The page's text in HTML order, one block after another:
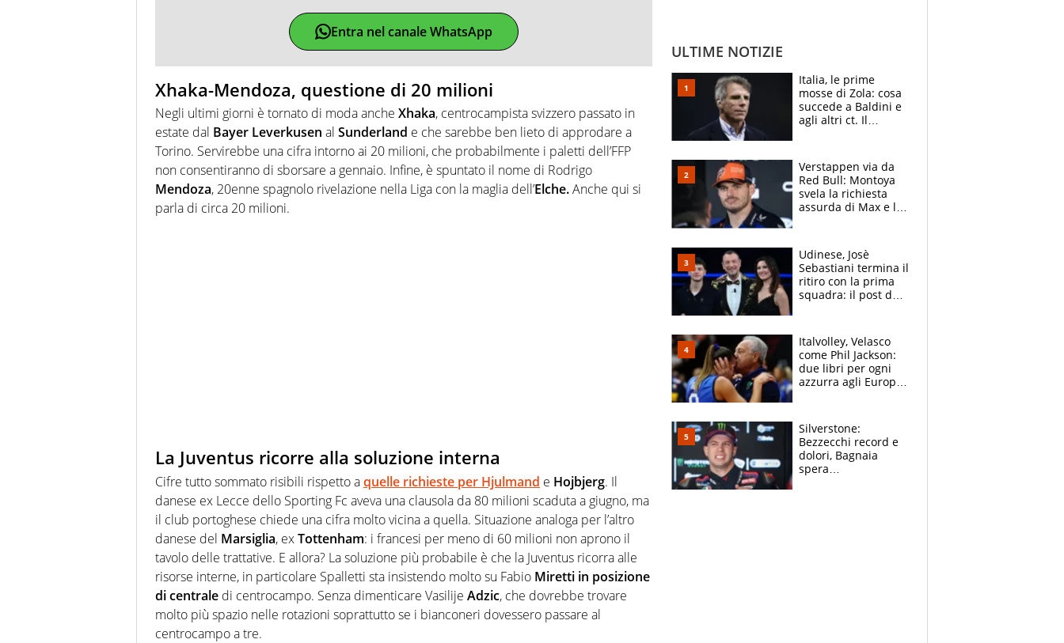
Entra nel canale WhatsApp
Xhaka-Mendoza, questione di 20 milioni
Negli ultimi giorni è tornato di moda anche Xhaka, centrocampista svizzero passato in
estate dal Bayer Leverkusen al Sunderland e che sarebbe ben lieto di approdare a
Torino. Servirebbe una cifra intorno ai 20 milioni, che probabilmente i paletti dell’FFP
non consentiranno di sborsare a gennaio. Infine, è spuntato il nome di Rodrigo
Mendoza, 20enne spagnolo rivelazione nella Liga con la maglia dell’Elche.Anche qui si
parla di circa 20 milioni.
La Juventus ricorre alla soluzione interna
Cifre tutto sommato risibili rispetto aquelle richieste per Hjulmand e Hojbjerg. Il
danese ex Lecce dello Sporting Fc aveva una clausola da 80 milioni scaduta a giugno, ma
il club portoghese chiede una cifra molto vicina a quella. Situazione analoga per l’altro
danese del Marsiglia, exTottenham: i francesi per meno di 60 milioni non aprono il
tavolo delle trattative. E allora? La soluzione più probabile è che la Juventus ricorra alle
risorse interne, in particolare Spalletti sta insistendo molto su Fabio Miretti in posizione
di centrale di centrocampo. Senza dimenticare Vasilije Adzic, che dovrebbe trovare
molto più spazio nelle rotazioni soprattutto se i bianconeri dovessero passare al
centrocampo a tre.
ULTIME NOTIZIE
Italia, le prime
mosse di Zola: cosa
succede a Baldini e
agli altri ct. Il
azzurri
Verstappen via da
Red Bull: Montoya
svela la richiesta
assurda di Max e lo
McLaren siano
meglio?”
Udinese, Josè
Sebastiani termina il
ritiro con la prima
squadra: il post del
sfondo
Italvolley, Velasco
come Phil Jackson:
due libri per ogni
azzurra agli Europei.
Silverstone:
Bezzecchi record e
dolori, Bagnaia
spera